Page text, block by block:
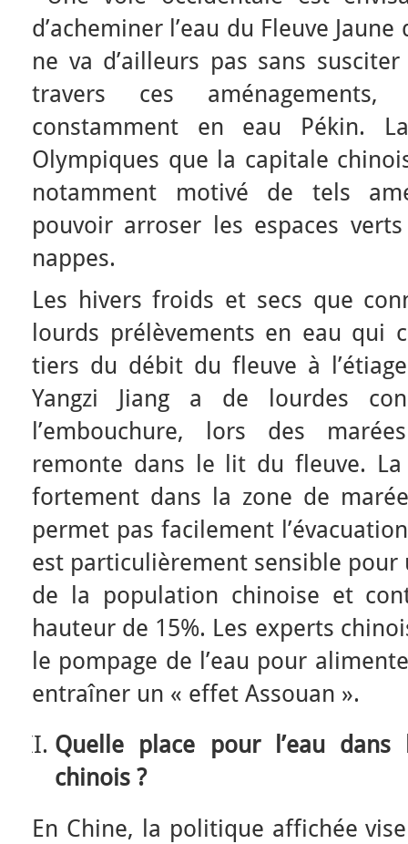
d’acheminer l’eau du Fleuve
ne va d’ailleurs pas sans
travers ces
constamment en eau Pékin.
Olympiques que la capitale
notamment motivé de tels
pouvoir arroser les espaces
nappes.
Les hivers froids et secs que
lourds prélèvements en eau qui
tiers du débit du fleuve à
Yangzi Jiang a de lourdes
l’embouchure, lors des
remonte dans le lit du fleuve.
fortement dans la zone de
permet pas facilement
est particulièrement sensible pour
de la population chinoise et
hauteur de 15%. Les experts
le pompage de l’eau pour
entraîner un « effet Assouan ».
Quelle place pour l’eau dans
chinois ?
En Chine, la politique affichée